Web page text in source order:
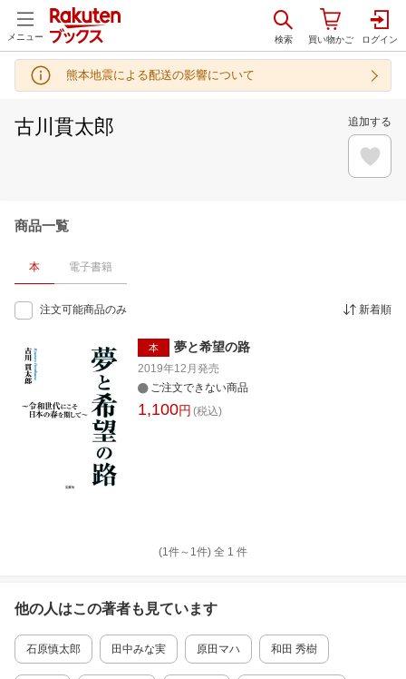
メニュー
熊本地震による配送の影響について
古川貫太郎 追加する
商品一覧
本 電子書籍
注文可能商品のみ 新着順
本 夢と希望の路
2019年12月 発売
ご注文できない商品
1,100円 (税込)
(1件～ 1件) 全 1 件
他の人はこの著者も見ています
石原慎太郎 田中みな実 原田マハ 和田 秀樹